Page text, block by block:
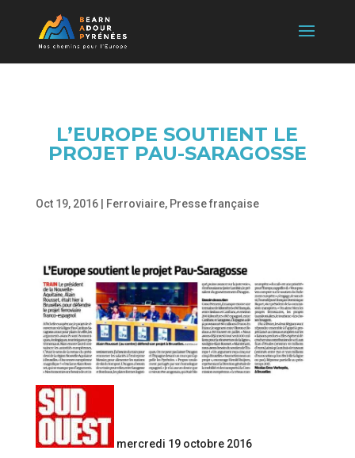
L’EUROPE SOUTIENT LE
PROJET PAU-SARAGOSSE
Oct 19, 2016| Ferroviaire, Presse française
mercredi 19 octobre 2016